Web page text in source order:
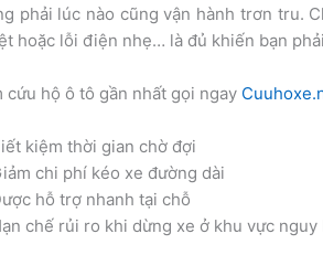
phải lúc nào cũng vận hành trơn tru.
hoặc lỗi điện nhẹ… là đủ khiến bạn
cứu hộ ô tô gần nhất gọi ngay
kiệm thời gian chờ đợi
chi phí kéo xe đường dài
hỗ trợ nhanh tại chỗ
chế rủi ro khi dừng xe ở khu vực nguy